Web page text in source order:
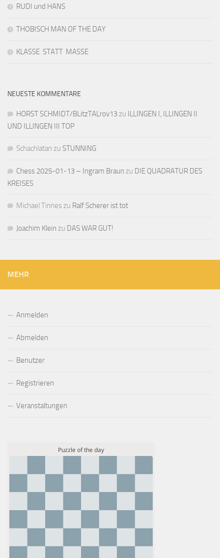
RUDI und HANS
THOBISCH MAN OF THE DAY
KLASSE STATT MASSE
NEUESTE KOMMENTARE
HORST SCHMIDT/BLitzTALrov13zu ILLINGEN I, ILLINGEN II
UND ILLINGEN III TOP
Schachlatan zu STUNNING
Chess 2025-01-13 – Ingram Braun zu DIE QUADRATUR DES
KREISES
Michael Tinnes zu Ralf Scherer ist tot
Joachim Klein zu DAS WAR GUT!
MEHR
Anmelden
Abmelden
Benutzer
Registrieren
Veranstaltungen